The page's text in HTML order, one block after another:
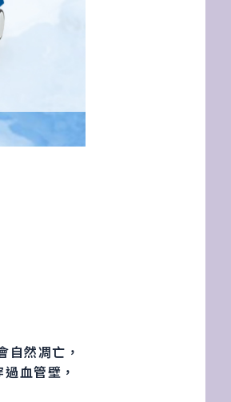
然凋亡，
血管壁，